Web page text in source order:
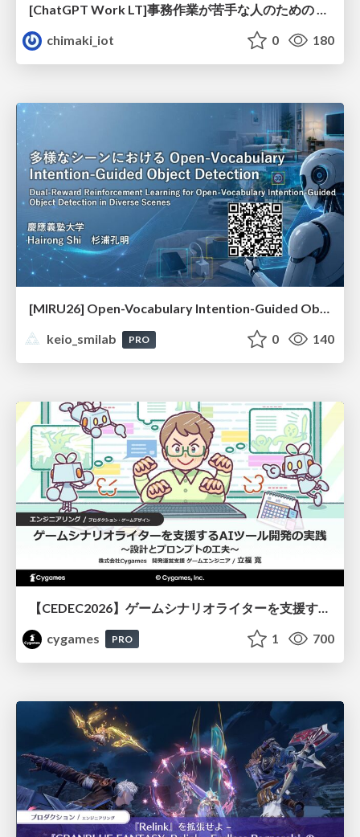
[ChatGPT Work LT]事務作業が苦手な人のための バックオフィスの「半」自動化
chimaki_iot
0 180
[MIRU26] Open-Vocabulary Intention-Guided Object Detection in Diverse Scenes
keio_smilab
PRO 0 140
cygames
PRO 1 700